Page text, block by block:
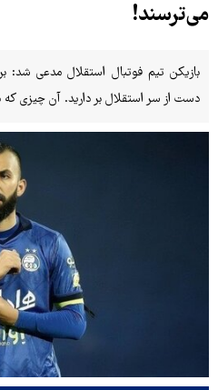
می‌ترسند!
بازیکن تیم فوتبال استقلال مدعی شد:
دست از سر استقلال بر دارید. آن چیزی که